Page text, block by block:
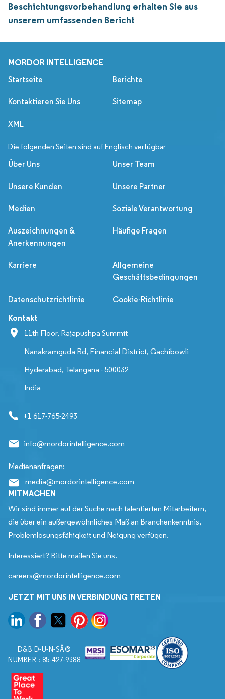
Beschichtungsvorbehandlung erhalten Sie aus
unserem umfassenden Bericht
MORDOR INTELLIGENCE
Startseite Berichte
Kontaktieren Sie Uns Sitemap
XML
Die folgenden Seiten sind auf Englisch verfügbar
Über Uns Unser Team
Unsere Kunden Unsere Partner
Medien Soziale Verantwortung
Auszeichnungen &
Anerkennungen
Häufige Fragen
Karriere
Allgemeine
Geschäftsbedingungen
Datenschutzrichtlinie Cookie-Richtlinie
Kontakt
11th Floor, Rajapushpa Summit
Nanakramguda Rd, Financial District, Gachibowli
Hyderabad, Telangana - 500032
India
+1 617-765-2493
info@mordorintelligence.com
Medienanfragen:
media@mordorintelligence.com
MITMACHEN
Wir sind immer auf der Suche nach talentierten Mitarbeitern,
die über ein außergewöhnliches Maß an Branchenkenntnis,
Problemlösungsfähigkeit und Neigung verfügen.
Interessiert? Bitte mailen Sie uns.
careers@mordorintelligence.com
JETZT MIT UNS IN VERBINDUNG TRETEN
D&B D-U-N-SÂ®
NUMBER : 85-427-9388